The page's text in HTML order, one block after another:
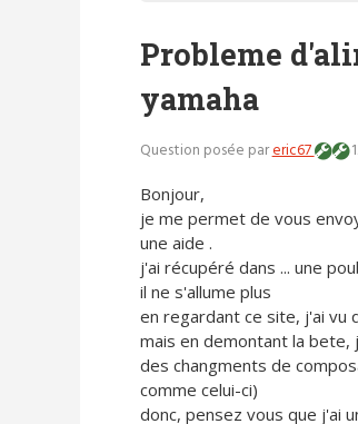
Probleme
yamaha
Question posée pareric67
Bonjour,
je me permet de vous
une aide .
j'ai récupéré dans ... une
il ne s'allume plus
en regardant ce site, j'ai vu
mais en demontant la bete,
des changments de
comme celui-ci)
donc, pensez vous que j'ai